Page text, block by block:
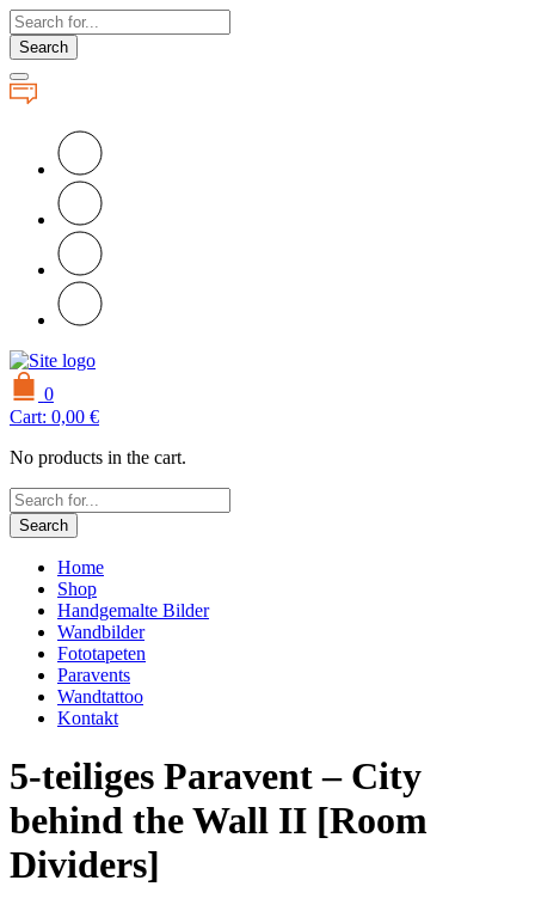
Search
0
Cart: 0,00 €
No products in the cart.
Search
Home
Shop
Handgemalte Bilder
Wandbilder
Fototapeten
Paravents
Wandtattoo
Kontakt
5-teiliges Paravent – City
behind the Wall II [Room
Dividers]